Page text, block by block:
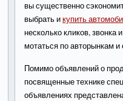
вы существенно
выбрать икупить
несколько кликов,
мотаться по авторынкам и
Помимо объявлений о
посвященные технике
объявлениях